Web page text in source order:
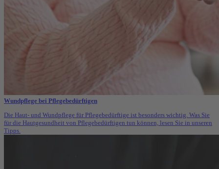
Wundpflege bei Pflegebedürftigen
Die Haut- und Wundpflege für Pflegebedürftige ist besonders wichtig. Was Sie
für die Hautgesundheit von Pflegebedürftigen tun können, lesen Sie in unseren
Tipps.